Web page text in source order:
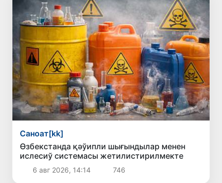
Саноат[kk]
Өзбекстанда қәўипли шығындылар менен
ислесиў системасы жетилистирилмекте
6 авг 2026, 14:14 746